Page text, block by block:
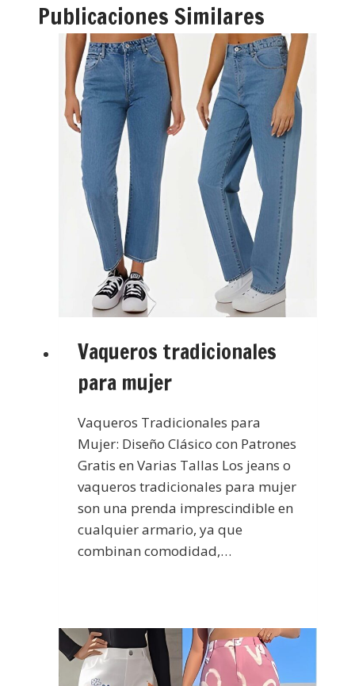
Publicaciones Similares
Vaqueros tradicionales
para mujer
Vaqueros Tradicionales para
Mujer: Diseño Clásico con Patrones
Gratis en Varias Tallas Los jeans o
vaqueros tradicionales para mujer
son una prenda imprescindible en
cualquier armario, ya que
combinan comodidad,…